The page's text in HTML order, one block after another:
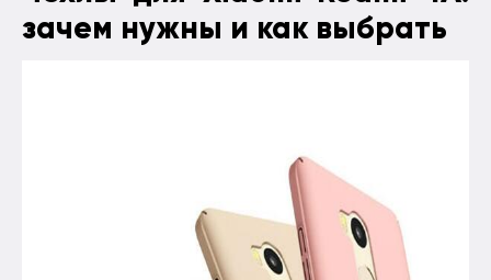
зачем нужны и как выбрать